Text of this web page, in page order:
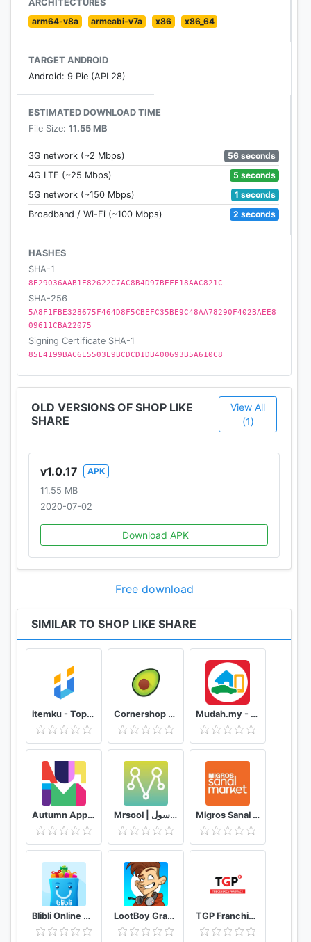
สำหรับตัวแทนจำหน่าย ที่เพิ่มขึ้นเรื่อยๆนั่น ก็สามารถหยิบ
จับสินค้าต่างๆ ที่มีขายใน Shop like share ไปขายเพื่อ
ผลิตให้ เพื่อส่งเสริมและช่วยในการปิดการขายง่ายยิ่งขึ้น
ยิ่งแชร์ก็ยิ่งมีรายได้เพิ่มขึ้น ที่สำคัญสินค้าที่ขายนั้น เราคัด
แล้วคัดอีก เป็นสินค้าที่มีคุณภาพที่เราเลือกสรรมาแล้ว
ARCHITECTURES
arm64-v8a
armeabi-v7a x86 x86_64
TARGET ANDROID
Android: 9 Pie (API 28)
ESTIMATED DOWNLOAD TIME
File Size: 11.55 MB
3G network (~2 Mbps)
56 seconds
4G LTE (~25 Mbps)
5 seconds
5G network (~150 Mbps)
1 seconds
Broadband / Wi-Fi (~100 Mbps)
2 seconds
HASHES
SHA-1
8E29036AAB1E82622C7AC8B4D97BEFE18AAC821C
SHA-256
5A8F1FBE328675F464D8F5CBEFC35BE9C48AA78290F402BAEE8
09611CBA22075
Signing Certificate SHA-1
85E4199BAC6E5503E9BCDCD1DB400693B5A610C8
OLD VERSIONS OF SHOP LIKE
SHARE
View All
(1)
v1.0.17
APK
11.55 MB
2020-07-02
Download APK
Free download
SIMILAR TO SHOP LIKE SHARE
itemku - Top-up Game Termurah se-Indonesia Cornershop for Shoppers Mudah.my - Find, Buy, Sell Preloved Items
Autumn App - Fashion & Home Decor Mrsool | مرسول Migros Sanal Market
Blibli Online Mall LootBoy Grab your loot TGP Franchisee Portal